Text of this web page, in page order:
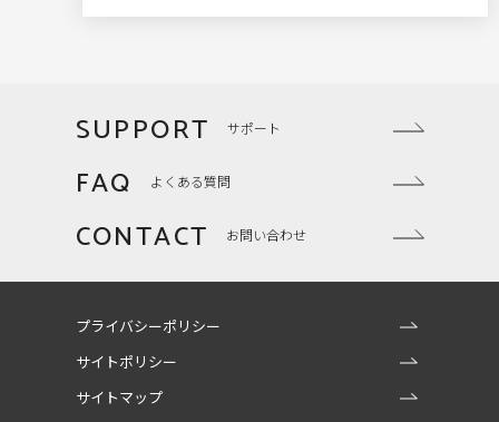
SUPPORT サポート
FAQ よくある質問
CONTACT お問い合わせ
プライバシーポリシー
サイトポリシー
サイトマップ